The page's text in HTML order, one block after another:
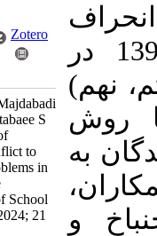
Send citation to:
Mendeley
Zotero
Shahhosseini L, Majdabadi
Farahani Z, Tabatabaee S
M. Relationship of
Interparental Conflict to
Externalizing Problems in
Adolescents: The
Mediating Role of School
Bonding. QJFR 2024; 21